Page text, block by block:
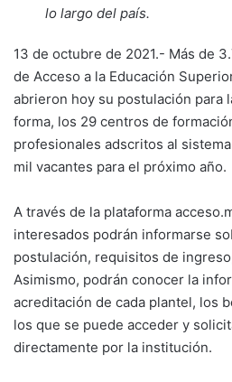
lo largo del país.
13 de octubre de 2021.- Más de
de Acceso a la Educación
abrieron hoy su postulación para
forma, los 29 centros de
profesionales adscritos al
mil vacantes para el próximo año.
A través de la plataforma
interesados podrán informarse
postulación, requisitos de
Asimismo, podrán conocer la
acreditación de cada plantel, los
los que se puede acceder y
directamente por la institución.